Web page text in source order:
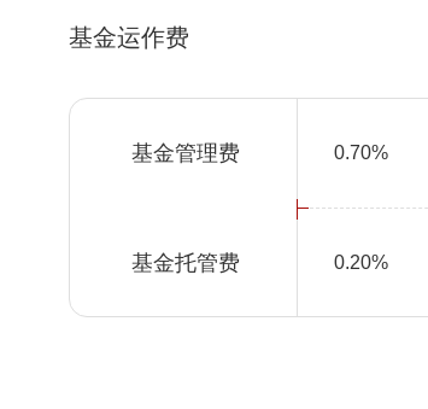
基金运作费
基金管理费 0.70%
基金托管费 0.20%